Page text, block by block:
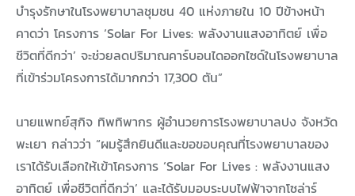
บำรุงรักษาในโรงพยาบาลชุมชน 40 แห่งภายใน 10 ปีข้างหน้า
คาดว่า โครงการ ‘Solar For Lives: พลังงานแสงอาทิตย์ เพื่อ
ชีวิตที่ดีกว่า’ จะช่วยลดปริมาณคาร์บอนไดออกไซด์ในโรงพยาบาล
ที่เข้าร่วมโครงการได้มากกว่า 17,300 ตัน”
นายแพทย์สุกิจ ทิพทิพากร ผู้อำนวยการโรงพยาบาลปง จังหวัด
พะเยา กล่าวว่า “ผมรู้สึกยินดีและขอขอบคุณที่โรงพยาบาลของ
เราได้รับเลือกให้เข้าโครงการ ‘Solar For Lives : พลังงานแสง
อาทิตย์ เพื่อชีวิตที่ดีกว่า’ และได้รับมอบระบบไฟฟ้าจากโซล่าร์